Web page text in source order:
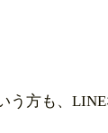
う方も、